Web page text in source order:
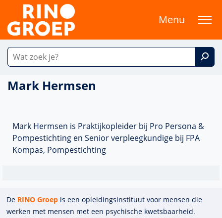
Menu
Mark Hermsen
Mark Hermsen is Praktijkopleider bij Pro Persona &
Pompestichting en Senior verpleegkundige bij FPA
Kompas, Pompestichting
De RINO Groep is een opleidings­insti­tuut voor mensen die
werken met mensen met een psychische kwets­baar­heid.